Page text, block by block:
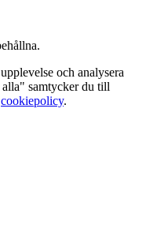
och analysera
samtycker du till
cookiepolicy.